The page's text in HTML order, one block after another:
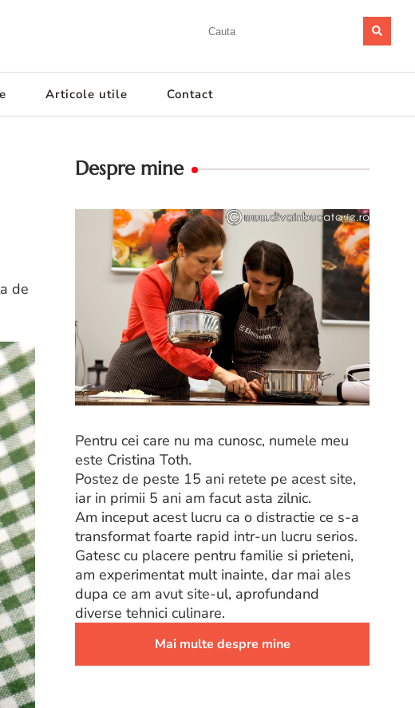
Articole utile Contact
de
Despre mine
Pentru cei care nu ma cunosc, numele meu
este Cristina Toth.
Postez de peste 15 ani retete pe acest site,
iar in primii 5 ani am facut asta zilnic.
Am inceput acest lucru ca o distractie ce s-a
transformat foarte rapid intr-un lucru serios.
Gatesc cu placere pentru familie si prieteni,
am experimentat mult inainte, dar mai ales
dupa ce am avut site-ul, aprofundand
diverse tehnici culinare.
Mai multe despre mine